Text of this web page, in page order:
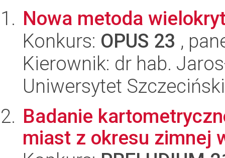
Nowa metoda
Konkurs: OPUS 23 ,
Kierownik: dr hab.
Uniwersytet
Badanie
miast z okresu zimnej